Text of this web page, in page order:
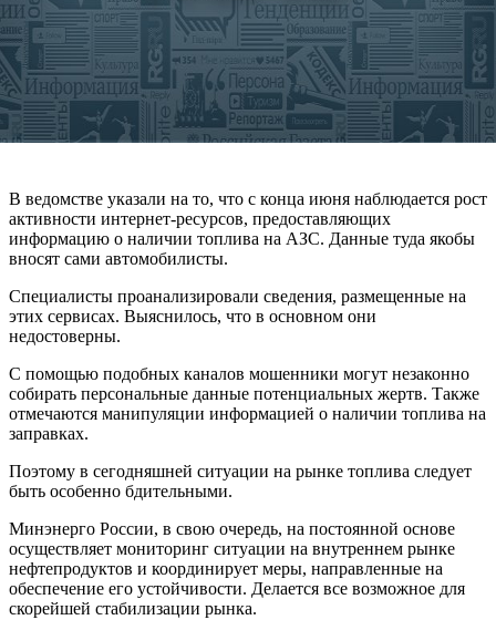
В ведомстве указали на то, что с конца июня наблюдается рост
активности интернет-ресурсов, предоставляющих
информацию о наличии топлива на АЗС. Данные туда якобы
вносят сами автомобилисты.
Специалисты проанализировали сведения, размещенные на
этих сервисах. Выяснилось, что в основном они
недостоверны.
С помощью подобных каналов мошенники могут незаконно
собирать персональные данные потенциальных жертв. Также
отмечаются манипуляции информацией о наличии топлива на
заправках.
Поэтому в сегодняшней ситуации на рынке топлива следует
быть особенно бдительными.
Минэнерго России, в свою очередь, на постоянной основе
осуществляет мониторинг ситуации на внутреннем рынке
нефтепродуктов и координирует меры, направленные на
обеспечение его устойчивости. Делается все возможное для
скорейшей стабилизации рынка.